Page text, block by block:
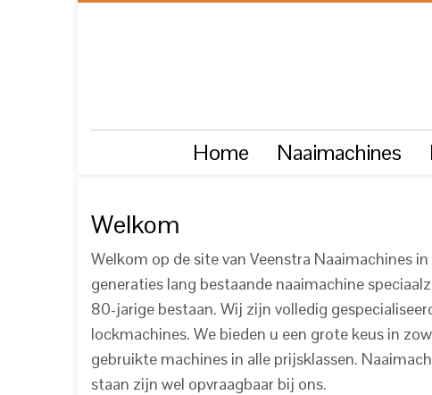
Home Naaimachines
Welkom
Welkom op de site van Veenstra Naaimachines
generaties lang bestaande naaimachine
80-jarige bestaan. Wij zijn volledig
lockmachines. We bieden u een grote keus in
gebruikte machines in alle prijsklassen.
staan zijn wel opvraagbaar bij ons.